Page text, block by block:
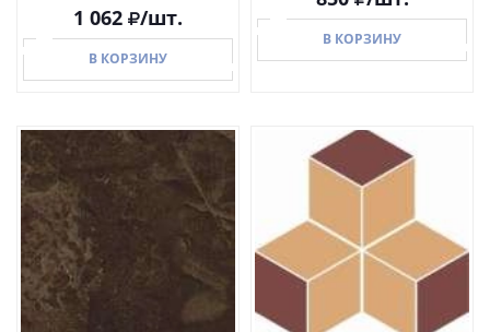
1 062 /шт.
В КОРЗИНУ
В КОРЗИНУ
В КОРЗИНУ
В КОРЗИНУ